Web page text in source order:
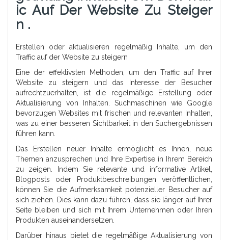
Ic Auf Der Website Zu Steiger
N .
Erstellen oder aktualisieren regelmäßig Inhalte, um den
Traffic auf der Website zu steigern
Eine der effektivsten Methoden, um den Traffic auf Ihrer
Website zu steigern und das Interesse der Besucher
aufrechtzuerhalten, ist die regelmäßige Erstellung oder
Aktualisierung von Inhalten. Suchmaschinen wie Google
bevorzugen Websites mit frischen und relevanten Inhalten,
was zu einer besseren Sichtbarkeit in den Suchergebnissen
führen kann.
Das Erstellen neuer Inhalte ermöglicht es Ihnen, neue
Themen anzusprechen und Ihre Expertise in Ihrem Bereich
zu zeigen. Indem Sie relevante und informative Artikel,
Blogposts oder Produktbeschreibungen veröffentlichen,
können Sie die Aufmerksamkeit potenzieller Besucher auf
sich ziehen. Dies kann dazu führen, dass sie länger auf Ihrer
Seite bleiben und sich mit Ihrem Unternehmen oder Ihren
Produkten auseinandersetzen.
Darüber hinaus bietet die regelmäßige Aktualisierung von